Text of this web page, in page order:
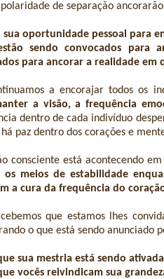
de separação
sua oportunidade pessoal para
sendo convocados para
para ancorar a realidade em
a encorajar todos os
a visão, a frequência
dentro de cada indivíduo
paz dentro dos corações e
consciente está acontecendo
os meios de estabilidade
a cura da frequência do
que estamos lhes
o que está sendo anunciado
sua mestria está sendo
vocês reivindicam sua